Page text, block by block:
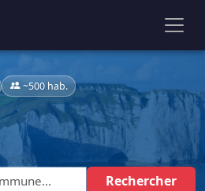
~500 hab.
Rechercher